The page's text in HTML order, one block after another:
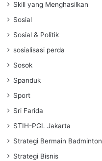
Skill yang Menghasilkan
Sosial
Sosial & Politik
sosialisasi perda
Sosok
Spanduk
Sport
Sri Farida
STIH-PGL Jakarta
Strategi Bermain Badminton
Strategi Bisnis